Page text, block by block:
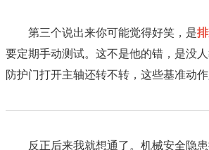
第三个说出来你可能觉得好笑，是
要定期手动测试。这不是他的错，是没
防护门打开主轴还转不转，这些基准动作
反正后来我就想通了。机械安全隐